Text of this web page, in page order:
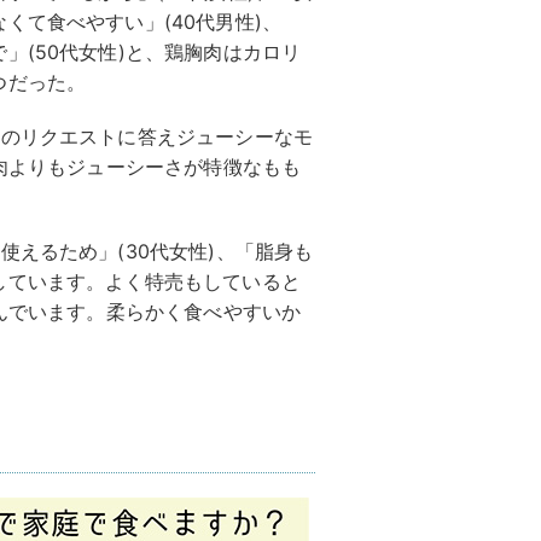
て食べやすい」(40代男性)、
(50代女性)と、鶏胸肉はカロリ
った。
リクエストに答えジューシーなモ
りもジューシーさが特徴なもも
えるため」(30代女性)、「脂身も
います。よく特売もしていると
います。柔らかく食べやすいか